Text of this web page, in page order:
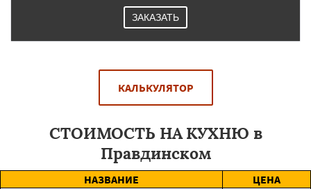
ЗАКАЗАТЬ
КАЛЬКУЛЯТОР
СТОИМОСТЬ НА КУХНЮ в
Правдинском
НАЗВАНИЕ
ЦЕНА